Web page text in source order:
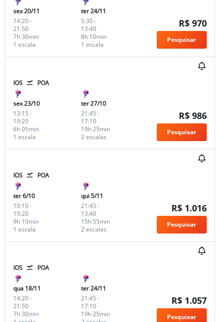
sex 20/11
14:20-
21:50
1 escala
7h 30min
ter 24/11
5:30-
13:40
1 escala
8h 10min
R$ 970
Pesquisar
IOS POA
sex 23/10
13:15-
19:20
1 escala
6h 05min
ter 27/10
21:45-
17:10
2 escalas
19h 25min
R$ 986
Pesquisar
IOS POA
ter 6/10
10:10-
19:20
1 escala
9h 10min
qui 5/11
21:45-
13:40
2 escalas
15h 55min
R$ 1.016
Pesquisar
IOS POA
qua 18/11
14:20-
21:50
7h 30min
ter 24/11
21:45-
17:10
19h 25min
R$ 1.057
Pesquisar